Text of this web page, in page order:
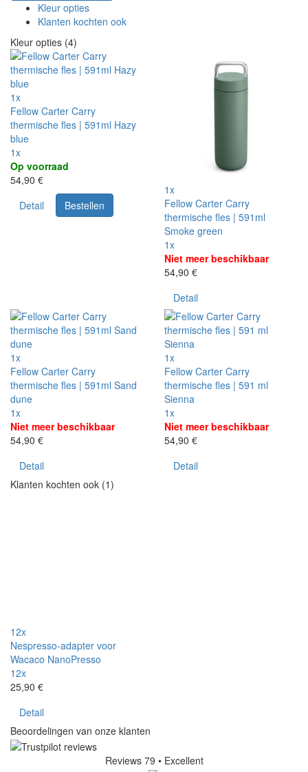
Kleur opties
Klanten kochten ook
Kleur opties (4)
1x
Fellow Carter Carry
thermische fles | 591ml Hazy
blue
1x
Op voorraad
54,90 €
Detail
Bestellen
1x
Fellow Carter Carry
thermische fles | 591ml
Smoke green
1x
Niet meer beschikbaar
54,90 €
Detail
1x
Fellow Carter Carry
thermische fles | 591ml Sand
dune
1x
Niet meer beschikbaar
54,90 €
Detail
1x
Fellow Carter Carry
thermische fles | 591 ml
Sienna
1x
Niet meer beschikbaar
54,90 €
Detail
Klanten kochten ook (1)
12x
Nespresso-adapter voor
Wacaco NanoPresso
12x
25,90 €
Detail
Beoordelingen van onze klanten
Reviews 79 • Excellent